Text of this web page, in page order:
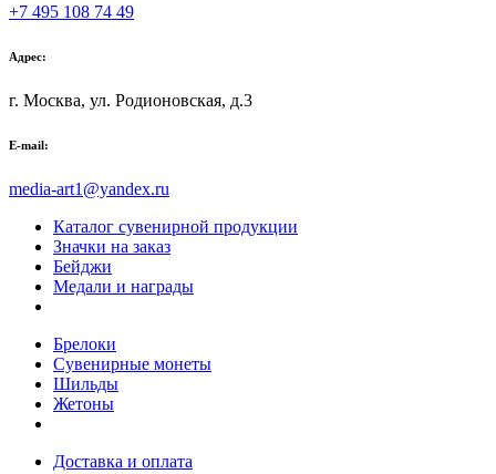
+7 495 108 74 49
Адрес:
г. Москва, ул. Родионовская, д.3
E-mail:
media-art1@yandex.ru
Каталог сувенирной продукции
Значки на заказ
Бейджи
Медали и награды
Брелоки
Сувенирные монеты
Шильды
Жетоны
Доставка и оплата